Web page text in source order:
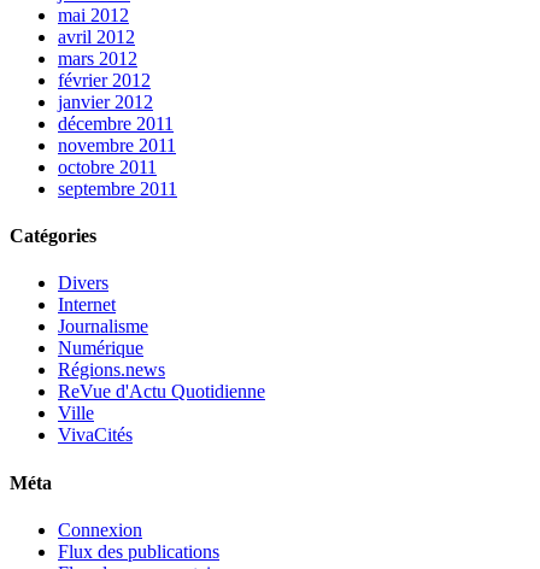
mai 2012
avril 2012
mars 2012
février 2012
janvier 2012
décembre 2011
novembre 2011
octobre 2011
septembre 2011
Catégories
Divers
Internet
Journalisme
Numérique
Régions.news
ReVue d'Actu Quotidienne
Ville
VivaCités
Méta
Connexion
Flux des publications